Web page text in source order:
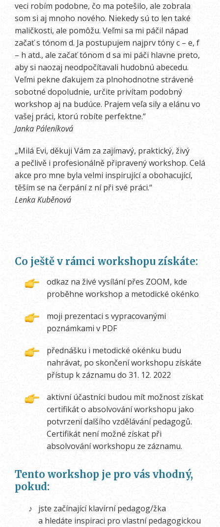
veci robím podobne, čo ma potešilo, ale zobrala
som si aj mnoho nového. Niekedy sú to len také
maličkosti, ale pomôžu. Veľmi sa mi páčil nápad
začať s tónom d. Ja postupujem najprv tóny c – e, f
– h atd., ale začať tónom d sa mi páči hlavne preto,
aby si naozaj neodpočítavali hudobnú abecedu.
Veľmi pekne ďakujem za plnohodnotne strávené
sobotné dopoludnie, určite privítam podobný
workshop aj na budúce. Prajem veľa sily a elánu vo
vašej práci, ktorú robíte perfektne.“
Janka Páleníková
„Milá Evi, děkuji Vám za zajímavý, praktický, živý
a pečlivě i profesionálně připravený workshop. Celá
akce pro mne byla velmi inspirující a obohacující,
těším se na čerpání z ní při své práci.“
Lenka Kuběnová
Co ještě v rámci workshopu získáte:
odkaz na živé vysílání přes ZOOM, kde
proběhne workshop a metodické okénko
moji prezentaci s vypracovanými
poznámkami v PDF
přednášku i metodické okénku budu
nahrávat, po skončení workshopu získáte
přístup k záznamu do 31. 12. 2022
aktivní účastníci budou mít možnost získat
certifikát o absolvování workshopu jako
potvrzení dalšího vzdělávání pedagogů.
Certifikát není možné získat při
absolvování workshopu ze záznamu.
Tento workshop je pro vás vhodný,
pokud:
jste začínající klavírní pedagog/žka
a hledáte inspiraci pro vlastní pedagogickou